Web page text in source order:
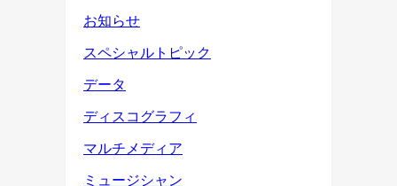
お知らせ
スペシャルトピック
データ
ディスコグラフィ
マルチメディア
ミュージシャン